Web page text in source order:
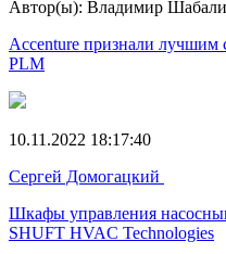
Автор(ы): Владимир
Accenture признали лучшим
PLM
10.11.2022 18:17:40
Сергей Домогацкий
Шкафы управления
SHUFT HVAC Technologies